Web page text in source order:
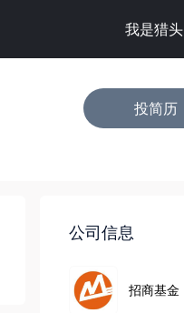
我是猎头
投简历
公司信息
招商基金